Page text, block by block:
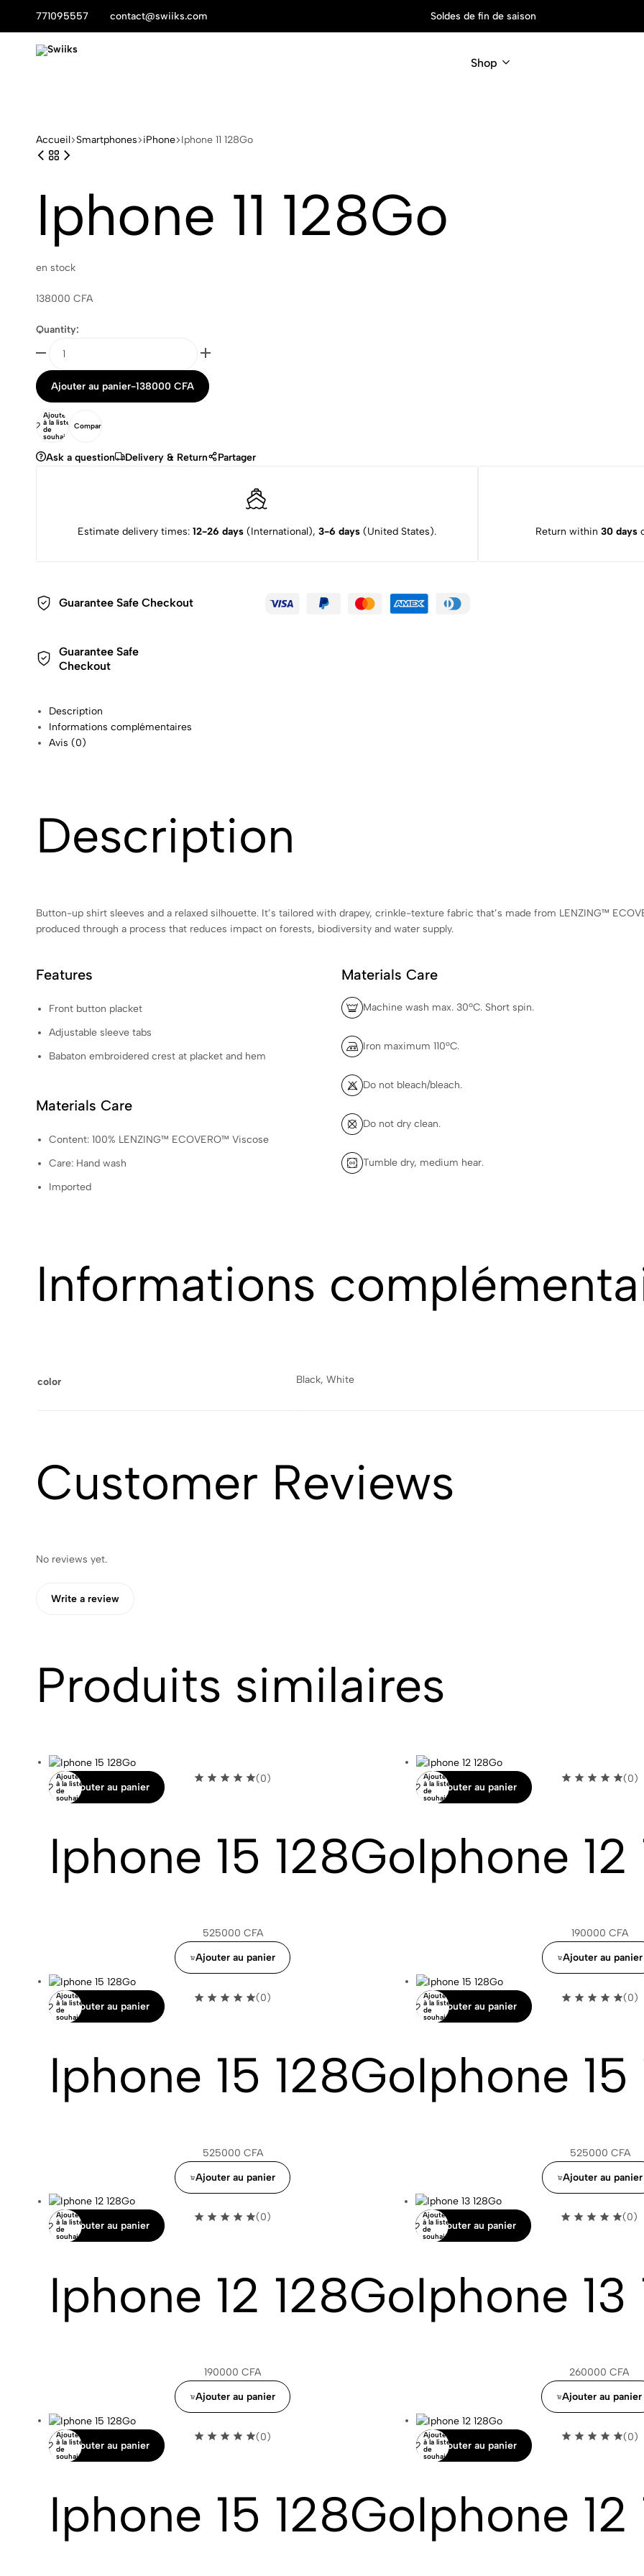
771095557 contact@swiiks.com Soldes de fin de saison
Shop
Accueil Smartphones iPhone Iphone 11 128Go
Iphone 11 128Go
en stock
138000 CFA
Quantity:
Ajouter au panier-138000 CFA
Ajouter
à la liste
de
souhaits
Comparer
Ask a question Delivery & Return Partager
Estimate delivery times: 12-26 days(International), 3-6 days(United States). Return within30 days
Guarantee Safe Checkout
Guarantee Safe
Checkout
Description
Informations complémentaires
Avis (0)
Description
Button-up shirt sleeves and a relaxed silhouette. It’s tailored with drapey, crinkle-texture fabric that’s made from LENZING™
produced through a process that reduces impact on forests, biodiversity and water supply.
Features
Front button placket
Adjustable sleeve tabs
Babaton embroidered crest at placket and hem
Materials Care
Content: 100% LENZING™ ECOVERO™ Viscose
Care: Hand wash
Imported
Materials Care
Machine wash max. 30ºC. Short spin.
Iron maximum 110ºC.
Do not bleach/bleach.
Do not dry clean.
Tumble dry, medium hear.
Informations
color Black, White
Customer Reviews
No reviews yet.
Write a review
Produits similaires
Ajouter au panier
Ajouter
à la liste
de
souhaits
(0)
Iphone 15 128Go
525000 CFA
Ajouter au panier
Ajouter au panier
Ajouter
à la liste
de
souhaits
(0)
Iphone 12
190000 CFA
Ajouter au panier
Ajouter au panier
Ajouter
à la liste
de
souhaits
(0)
Iphone 15 128Go
525000 CFA
Ajouter au panier
Ajouter au panier
Ajouter
à la liste
de
souhaits
(0)
Iphone
525000 CFA
Ajouter au panier
Ajouter au panier
Ajouter
à la liste
de
souhaits
(0)
Iphone 12 128Go
190000 CFA
Ajouter au panier
Ajouter au panier
Ajouter
à la liste
de
souhaits
(0)
Iphone 13
260000 CFA
Ajouter au panier
Ajouter au panier
Ajouter
à la liste
de
souhaits
(0)
Iphone 15 128Go
Ajouter au panier
Ajouter
à la liste
de
souhaits
(0)
Iphone 12